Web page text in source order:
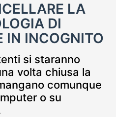
LA
DI
IN INCOGNITO
si staranno
volta chiusa la
comunque
o su